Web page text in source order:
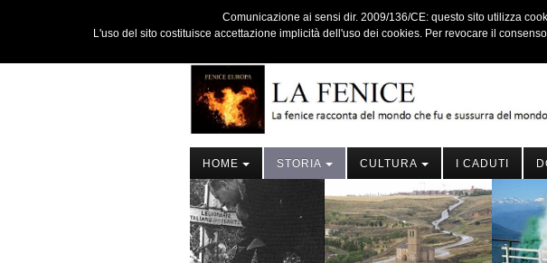
Comunicazione ai sensi dir. 2009/136/CE: questo sito utilizza
L'uso del sito costituisce accettazione implicità dell'uso dei cookies. Per revocare il
HOME STORIA CULTURA I CADUTI